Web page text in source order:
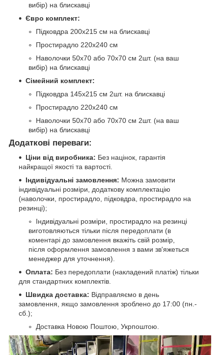
вибір) на блискавці
Євро комплект:
Підковдра 200х215 см на блискавці
Простирадло 220х240 см
Наволочки 50х70 або 70х70 см 2шт. (на ваш
вибір) на блискавці
Сімейний комплект:
Підковдра 145х215 см 2шт. на блискавці
Простирадло 220х240 см
Наволочки 50х70 або 70х70 см 2шт. (на ваш
вибір) на блискавці
Додаткові переваги:
Ціни від виробника: Без націнок, гарантія
найкращої якості та вартості.
Індивідуальні замовлення: Можна замовити
індивідуальні розміри, додаткову комплектацію
(наволочки, простирадло, підковдра, простирадло на
резинці);
Індивідуальні розміри, простирадло на резинці
виготовляються тільки після передоплати (в
коментарі до замовлення вкажіть свій розмір,
після оформлення замовлення з вами зв'яжеться
менеджер для уточнення).
Оплата: Без передоплати (накладений платіж) тільки
для стандартних комплектів.
Швидка доставка: Відправляємо в день
замовлення, якщо замовлення зроблено до 17:00 (пн.-
сб.);
Доставка Новою Поштою, Укрпоштою.